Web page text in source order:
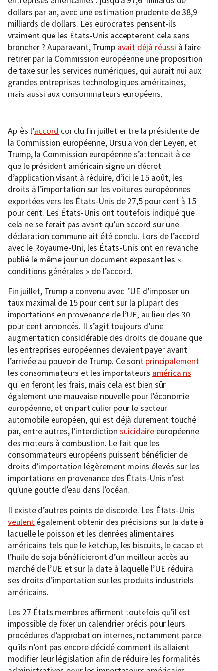
dollars par an, avec une estimation prudente de 38,9
milliards de dollars. Les eurocrates pensent-ils
vraiment que les États-Unis accepteront cela sans
broncher ? Auparavant, Trump avait déjà réussi à faire
retirer par la Commission européenne une proposition
de taxe sur les services numériques, qui aurait nui aux
grandes entreprises technologiques américaines,
mais aussi aux consommateurs européens.
Après l’accord conclu fin juillet entre la présidente de
la Commission européenne, Ursula von der Leyen, et
Trump, la Commission européenne s’attendait à ce
que le président américain signe un décret
d’application visant à réduire, d’ici le 15 août, les
droits à l’importation sur les voitures européennes
exportées vers les États-Unis de 27,5 pour cent à 15
pour cent. Les États-Unis ont toutefois indiqué que
cela ne se ferait pas avant qu’un accord sur une
déclaration commune ait été conclu. Lors de l’accord
avec le Royaume-Uni, les États-Unis ont en revanche
publié le même jour un document exposant les «
conditions générales » de l’accord.
Fin juillet, Trump a convenu avec l’UE d’imposer un
taux maximal de 15 pour cent sur la plupart des
importations en provenance de l’UE, au lieu des 30
pour cent annoncés. Il s’agit toujours d’une
augmentation considérable des droits de douane que
les entreprises européennes devaient payer avant
l’arrivée au pouvoir de Trump. Ce sont principalement
les consommateurs et les importateurs américains
qui en feront les frais, mais cela est bien sûr
également une mauvaise nouvelle pour l’économie
européenne, et en particulier pour le secteur
automobile européen, qui est déjà durement touché
par, entre autres, l’interdiction suicidaire européenne
des moteurs à combustion. Le fait que les
consommateurs européens puissent bénéficier de
droits d’importation légèrement moins élevés sur les
importations en provenance des États-Unis n’est
qu’une goutte d’eau dans l’océan.
Il existe d’autres points de discorde. Les États-Unis
veulent également obtenir des précisions sur la date à
laquelle le poisson et les denrées alimentaires
américains tels que le ketchup, les biscuits, le cacao et
l’huile de soja bénéficieront d’un meilleur accès au
marché de l’UE et sur la date à laquelle l’UE réduira
ses droits d’importation sur les produits industriels
américains.
Les 27 États membres affirment toutefois qu’il est
impossible de fixer un calendrier précis pour leurs
procédures d’approbation internes, notamment parce
qu’ils n’ont pas encore décidé comment ils allaient
modifier leur législation afin de réduire les formalités